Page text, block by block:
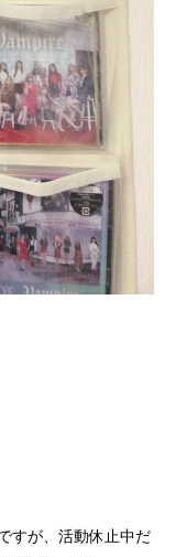
すが、活動休止中だ